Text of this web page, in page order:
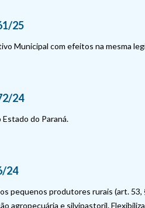
25
Municipal com efeitos na mesma
24
do Paraná.
24
pequenos produtores rurais (art. 53,
agropecuária e silvipastoril.